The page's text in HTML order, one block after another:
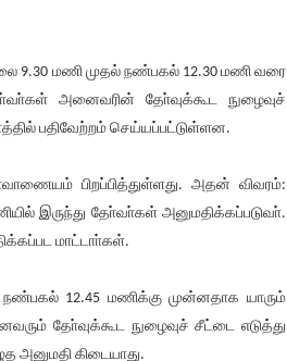
9.30 மணி முதல் நண்பகல் 12.30 மணி வரை
அனைவரின் தோ்வுக்கூட நுழைவுச்
பதிவேற்றம் செய்யப்பட்டுள்ளன.
பிறப்பித்துள்ளது. அதன் விவரம்:
இருந்து தோ்வா்கள் அனுமதிக்கப்படுவா்.
மாட்டாா்கள்.
12.45 மணிக்கு முன்னதாக யாரும்
தோ்வுக்கூட நுழைவுச் சீட்டை எடுத்து
அனுமதி கிடையாது.